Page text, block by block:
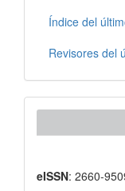
Índice del
Revisores del
eISSN: 2660-